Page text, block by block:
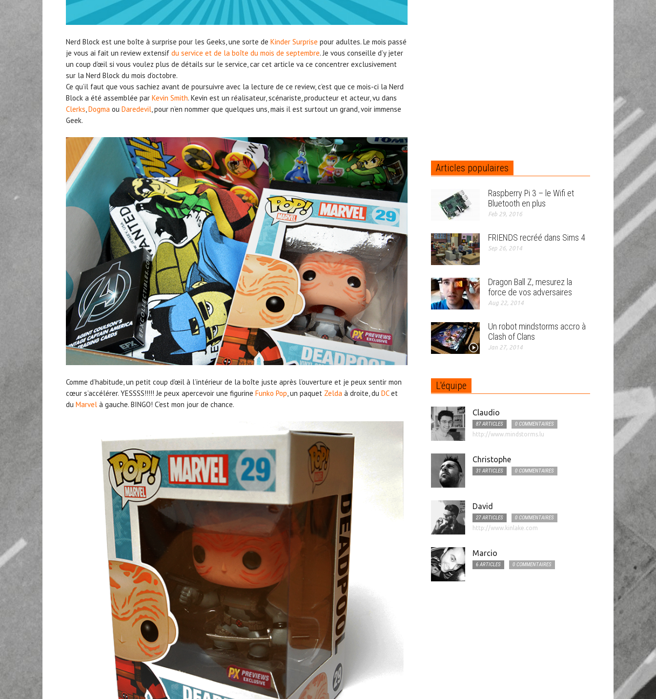
Nerd Block est une boîte à surprise pour les Geeks, une sorte de Kinder Surprise pour adultes. Le mois passé
je vous ai fait un review extensif du service et de la boîte du mois de septembre. Je vous conseille d’y jeter
un coup d’œil si vous voulez plus de détails sur le service, car cet article va ce concentrer exclusivement
sur la Nerd Block du mois d’octobre.
Ce qu’il faut que vous sachiez avant de poursuivre avec la lecture de ce review, c’est que ce mois-ci la Nerd
Block a été assemblée par Kevin Smith. Kevin est un réalisateur, scénariste, producteur et acteur, vu dans
Clerks,Dogma ou Daredevil, pour n’en nommer que quelques uns, mais il est surtout un grand, voir immense
Geek.
Comme d’habitude, un petit coup d’œil à l’intérieur de la boîte juste après l’ouverture et je peux sentir mon
cœur s’accélérer. YESSSS!!!!! Je peux apercevoir une figurine Funko Pop , un paquet Zelda à droite, du DCet
du Marvel à gauche. BINGO! C’est mon jour de chance.
Articles populaires
Raspberry Pi 3 – le Wifi et
Bluetooth en plus
Feb 29, 2016
FRIENDS recréé dans Sims 4
Sep 26, 2014
Dragon Ball Z, mesurez la
force de vos adversaires
Aug 22, 2014
Un robot mindstorms accro à
Clash of Clans
Jan 27, 2014
L'équipe
Claudio
87 ARTICLES
0 COMMENTAIRES
http://www.mindstorms.lu
Christophe
31 ARTICLES 0 COMMENTAIRES
David
27 ARTICLES
0 COMMENTAIRES
http://www.kinlake.com
Marcio
6 ARTICLES 0 COMMENTAIRES